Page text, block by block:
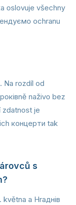
oslovuje všechny
ochranu
Na rozdíl od
naživo bez
zdatnost je
концерти tak
s
a Hraднів